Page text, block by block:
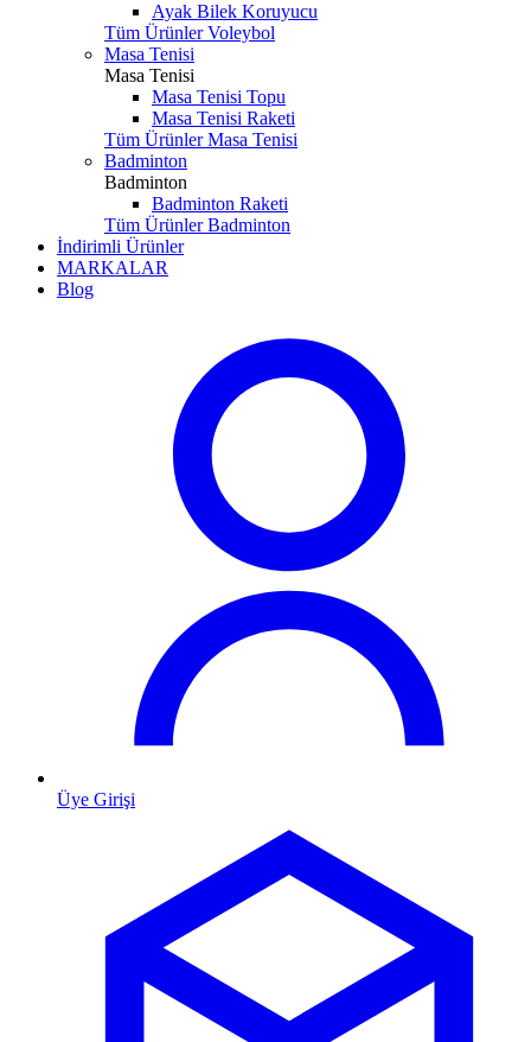
Ayak Bilek Koruyucu
Tüm Ürünler Voleybol
Masa Tenisi
Masa Tenisi
Masa Tenisi Topu
Masa Tenisi Raketi
Tüm Ürünler Masa Tenisi
Badminton
Badminton
Badminton Raketi
Tüm Ürünler Badminton
İndirimli Ürünler
MARKALAR
Blog
Üye Girişi